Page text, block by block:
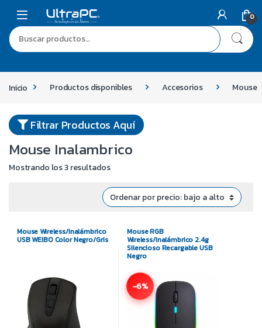
0
Inicio Productos disponibles Accesorios Mouse
Filtrar Productos Aquí
Mouse Inalambrico
Mostrando los 3 resultados
Mouse Wireless/Inalámbrico
USB WEIBO Color Negro/Gris
Mouse RGB
Wireless/Inalámbrico 2.4g
Silencioso Recargable USB
Negro
-6%